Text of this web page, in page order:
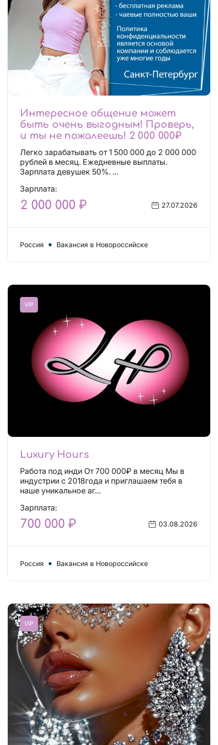
Интересное общение может
быть очень выгодным! Проверь,
и ты не пожалеешь! 2 000 000₽
Легко зарабатывать от 1 500 000 до 2 000 000
рублей в месяц. Ежедневные выплаты.
Зарплата девушек 50%. ...
Зарплата:
2 000 000 ₽ 27.07.2026
Россия Вакансия в Новороссийске
VIP
Luxury Hours
Работа под инди От 700 000₽ в месяц Мы в
индустрии с 2018года и приглашаем тебя в
наше уникальное аг...
Зарплата:
700 000 ₽ 03.08.2026
Россия Вакансия в Новороссийске
VIP